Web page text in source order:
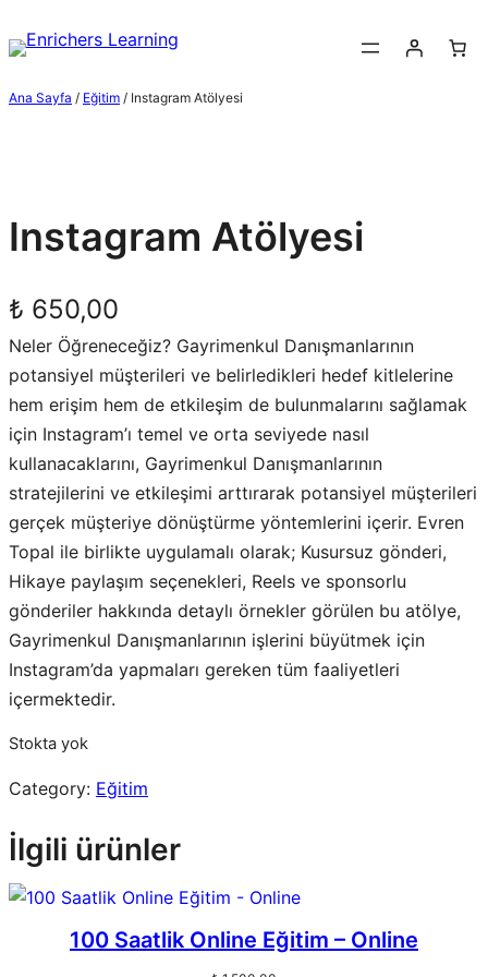
Ana Sayfa / Eğitim / Instagram Atölyesi
Instagram Atölyesi
₺ 650,00
Neler Öğreneceğiz? Gayrimenkul Danışmanlarının
potansiyel müşterileri ve belirledikleri hedef kitlelerine
hem erişim hem de etkileşim de bulunmalarını sağlamak
için Instagram’ı temel ve orta seviyede nasıl
kullanacaklarını, Gayrimenkul Danışmanlarının
stratejilerini ve etkileşimi arttırarak potansiyel müşterileri
gerçek müşteriye dönüştürme yöntemlerini içerir. Evren
Topal ile birlikte uygulamalı olarak; Kusursuz gönderi,
Hikaye paylaşım seçenekleri, Reels ve sponsorlu
gönderiler hakkında detaylı örnekler görülen bu atölye,
Gayrimenkul Danışmanlarının işlerini büyütmek için
Instagram’da yapmaları gereken tüm faaliyetleri
içermektedir.
Stokta yok
Category: Eğitim
İlgili ürünler
100 Saatlik Online Eğitim – Online